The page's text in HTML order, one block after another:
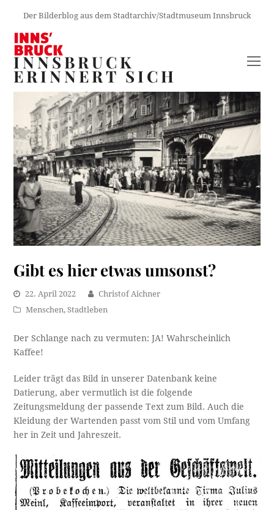
Der Bilderblog aus dem Stadtarchiv/Stadtmuseum Innsbruck
INNSBRUCK
ERINNERT SICH
Gibt es hier etwas umsonst?
22. April 2022
Christof Aichner
Menschen,Stadtleben
Der Schlange nach zu vermuten: JA! Wahrscheinlich
Kaffee!
Leider trägt das Bild in unserer Datenbank keine
Datierung, aber vermutlich ist die folgende
Zeitungsmeldung der passende Text zum Bild. Auch die
Kleidung der Wartenden passt vom Stil und vom Umfang
her in Zeit und Jahreszeit.